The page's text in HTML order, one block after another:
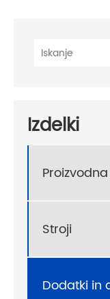
Izdelki
Stroji
Dodatki in